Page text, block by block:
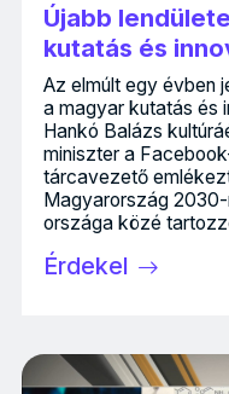
Újabb
kutatás és
Az elmúlt egy évben
a magyar kutatás és
Hankó Balázs
miniszter a
tárcavezető
Magyarország
országa közé
Érdekel